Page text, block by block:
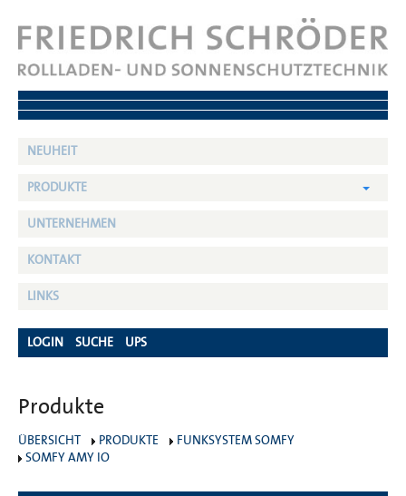
NEUHEIT
PRODUKTE
UNTERNEHMEN
KONTAKT
LINKS
LOGIN SUCHE UPS
Produkte
ÜBERSICHT PRODUKTE
FUNKSYSTEM SOMFY
SOMFY AMY IO